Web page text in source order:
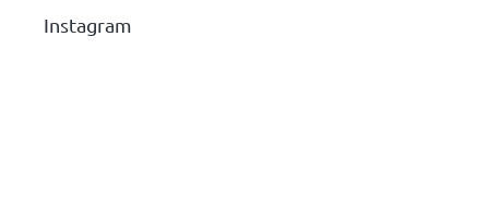
Instagram